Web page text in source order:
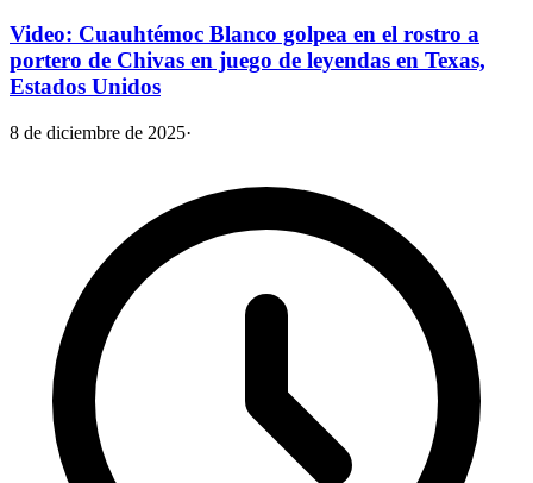
Video: Cuauhtémoc Blanco golpea en el rostro a
portero de Chivas en juego de leyendas en Texas,
Estados Unidos
8 de diciembre de 2025·